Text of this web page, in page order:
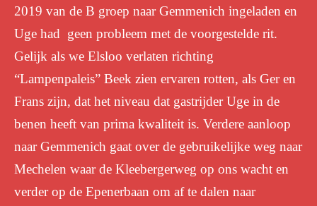
2019 van de B groep naar Gemmenich ingeladen en
Uge had geen probleem met de voorgestelde rit.
Gelijk als we Elsloo verlaten richting
“Lampenpaleis” Beek zien ervaren rotten, als Ger en
Frans zijn, dat het niveau dat gastrijder Uge in de
benen heeft van prima kwaliteit is. Verdere aanloop
naar Gemmenich gaat over de gebruikelijke weg naar
Mechelen waar de Kleebergerweg op ons wacht en
verder op de Epenerbaan om af te dalen naar